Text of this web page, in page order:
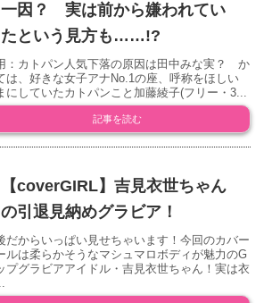
一因？ 実は前から嫌われてい
たという見方も……!?
：カトパン人気下落の原因は田中みな実？ か
は、好きな女子アナNo.1の座、呼称をほしい
にしていたカトパンこと加藤綾子(フリー・3...
記事を読む
【coverGIRL】吉見衣世ちゃん
の引退見納めグラビア！
だからいっぱい見せちゃいます！今回のカバー
ルは柔らかそうなマシュマロボディが魅力のG
プグラビアアイドル・吉見衣世ちゃん！実は衣